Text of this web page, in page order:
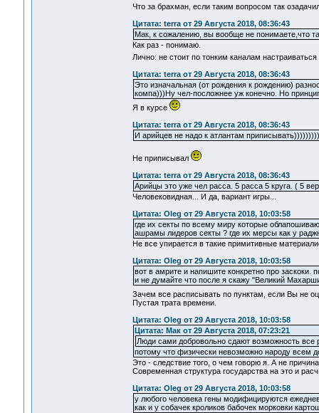
Что за брахман, если таким вопросом так
Цитата: terra от 29 Августа 2018, 08:36:43
Мак, к сожалению, вы вообще не понимаете,что
Как раз - понимаю.
Лично: не стоит по тонким каналам
Цитата: terra от 29 Августа 2018, 08:36:43
Это изначальная (от рождения к рождению)
компа)))Ну чел-посложнее уж конечно. Но
Я в курсе
Цитата: terra от 29 Августа 2018, 08:36:43
И арийцев не надо к атлантам
Не приписывал
Цитата: terra от 29 Августа 2018, 08:36:43
Арийцы это уже чел расса. 5 расса 5 круга. ( 5
Человековидная... И да, вариант игры...
Цитата: Oleg от 29 Августа 2018, 10:03:58
где их секты по всему миру которые
ашрамы лидеров секты ? где их мерсы как у
Не все упирается в такие примитивные
Цитата: Oleg от 29 Августа 2018, 10:03:58
вот в амрите и напишите конкретно про заскоки.
и не думайте что после я скажу "Великий
Зачем все расписывать по пунктам, если Вы не
Пустая трата времени.
Цитата: Oleg от 29 Августа 2018, 10:03:58
Цитата: Мак от 29 Августа 2018, 07:23:21
Люди сами добровольно сдают возможность все
потому что физически невозможно народу всем
Это - следствие того, о чем говорю я. А не
Современная структура государства на это и
Цитата: Oleg от 29 Августа 2018, 10:03:58
у любого человека гены модифицируются
как и у собачек кроликов бабочек морковки